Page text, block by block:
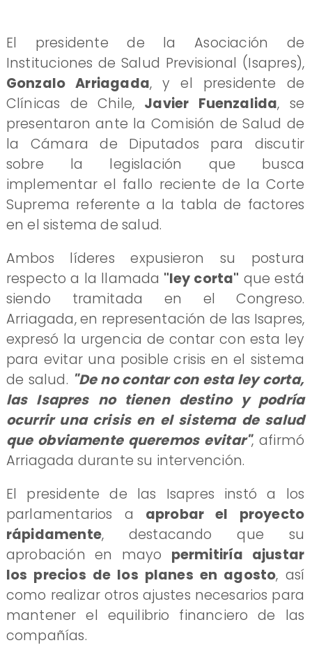
El presidente de la Asociación de
Instituciones de Salud Previsional (Isapres),
Gonzalo Arriagada, y el presidente de
Clínicas de Chile, Javier Fuenzalida, se
presentaron ante la Comisión de Salud de
la Cámara de Diputados para discutir
sobre la legislación que busca
implementar el fallo reciente de la Corte
Suprema referente a la tabla de factores
en el sistema de salud.
​Ambos líderes expusieron su postura
respecto a la llamada "ley corta" que está
siendo tramitada en el Congreso.
Arriagada, en representación de las Isapres,
expresó la urgencia de contar con esta ley
para evitar una posible crisis en el sistema
de salud. "De no contar con esta ley corta,
las Isapres no tienen destino y podría
ocurrir una crisis en el sistema de salud
que obviamente queremos evitar", afirmó
Arriagada durante su intervención.
​El presidente de las Isapres instó a los
parlamentarios a aprobar el proyecto
rápidamente, destacando que su
aprobación en mayo permitiría ajustar
los precios de los planes en agosto, así
como realizar otros ajustes necesarios para
mantener el equilibrio financiero de las
compañías.